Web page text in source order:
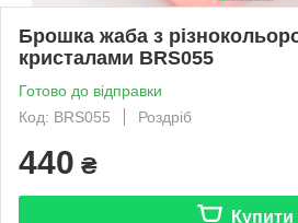
Брошка жаба з
кристалами BRS055
Готово до відправки
Код: BRS055
Роздріб
440 ₴
Купити